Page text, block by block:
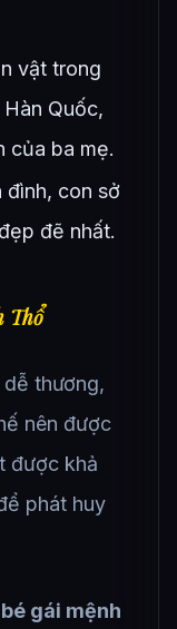
vật trong
Quốc,
của ba mẹ.
đình, con sở
đẽ nhất.
Thổ
thương,
nên được
được khả
phát huy
gái mệnh